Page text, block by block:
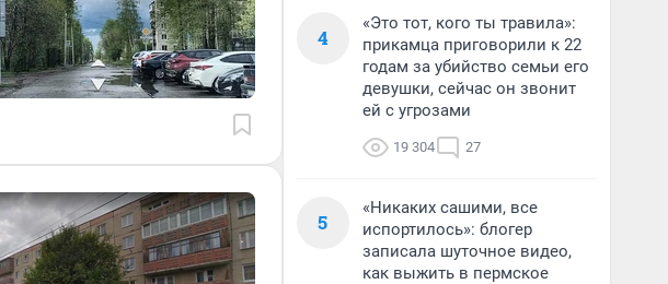
4
«Это тот, кого ты травила»:
прикамца приговорили к 22
годам за убийство семьи его
девушки, сейчас он звонит
ей с угрозами
19 304 27
5
«Никаких сашими, все
испортилось»: блогер
записала шуточное видео,
как выжить в пермское